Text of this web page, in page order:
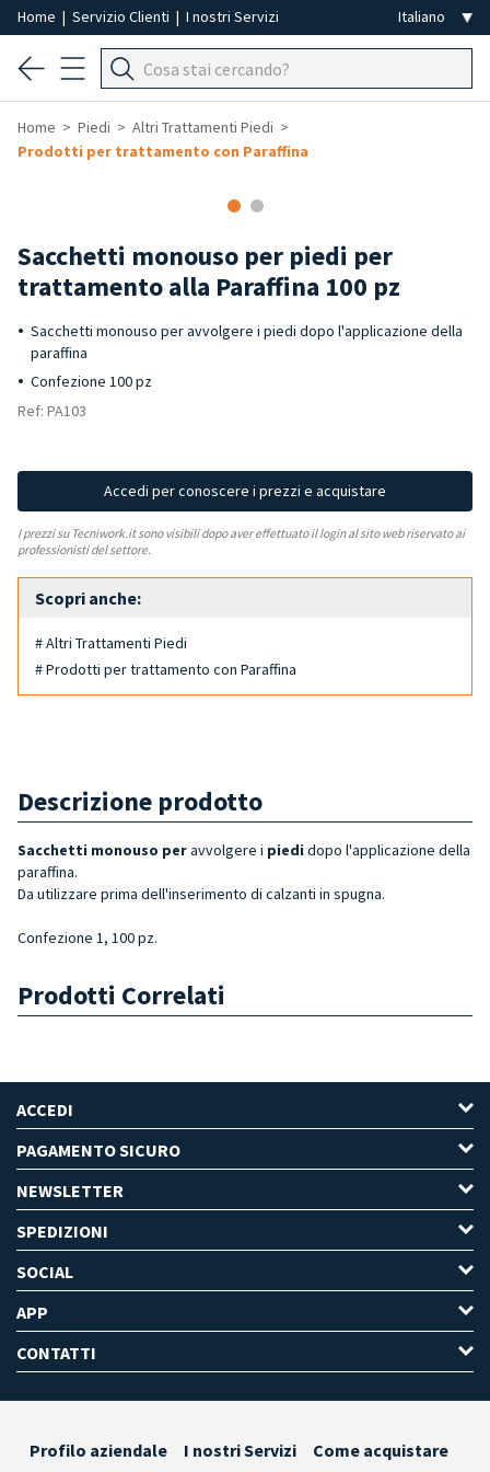
Home | Servizio Clienti | I nostri Servizi
Home Piedi
Altri Trattamenti Piedi
Prodotti per trattamento con Paraffina
Sacchetti monouso per piedi per
trattamento alla Paraffina 100 pz
Sacchetti monouso per avvolgere i piedi dopo l'applicazione della
paraffina
Confezione 100 pz
Ref: PA103
Accedi per conoscere i prezzi e acquistare
I prezzi su Tecniwork.it sono visibili dopo aver effettuato il login al sito web riservato ai
professionisti del settore.
Scopri anche:
# Altri Trattamenti Piedi
# Prodotti per trattamento con Paraffina
Descrizione prodotto
Sacchetti monouso peravvolgere i piedi dopo l'applicazione della
paraffina.
Da utilizzare prima dell'inserimento di calzanti in spugna.
Confezione 1, 100 pz.
Prodotti Correlati
ACCEDI
PAGAMENTO SICURO
NEWSLETTER
SPEDIZIONI
SOCIAL
APP
CONTATTI
Profilo aziendale I nostri Servizi
Come acquistare